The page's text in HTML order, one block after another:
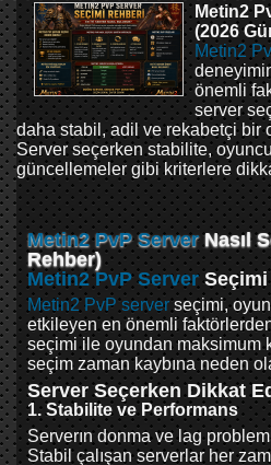
Metin2
(2026
Metin2
önemli
server
daha stabil, adil ve rekabetçi bir
Server seçerken stabilite,
güncellemeler gibi kriterlere
Metin2 PvP ServerNasıl
Rehber)
Metin2 PvP ServerSeçimi
Metin2 PvP serverseçimi,
etkileyen en önemli
seçimi ile oyundan maksimum
seçim zaman kaybına neden
Server Seçerken Dikkat
1. Stabilite ve Performans
Serverın donma ve lag
Stabil çalışan serverlar her